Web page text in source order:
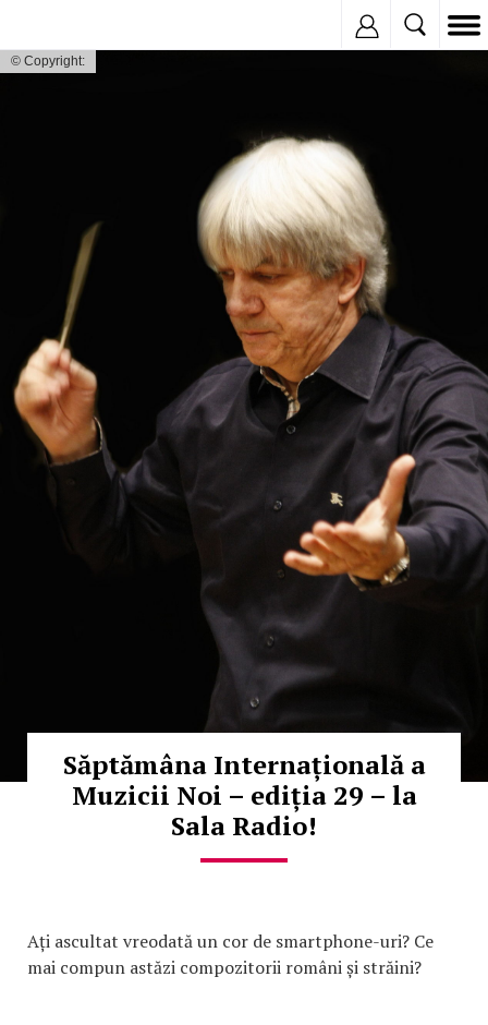
© Copyright:
Săptămâna Internațională a
Muzicii Noi – ediția 29 – la
Sala Radio!
Ați ascultat vreodată un cor de smartphone-uri? Ce
mai compun astăzi compozitorii români și străini?